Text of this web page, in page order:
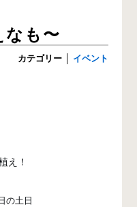
なも〜
カテゴリー イベント
え！
の土日